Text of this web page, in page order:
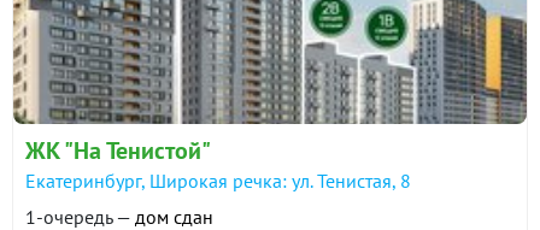
ЖК "На Тенистой"
Екатеринбург, Широкая речка: ул. Тенистая, 8
1-очередь — дом сдан